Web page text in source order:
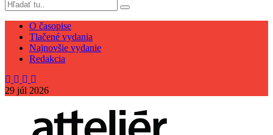
O časopise
Tlačené vydania
Najnovšie vydanie
Redakcia
29 júl 2026